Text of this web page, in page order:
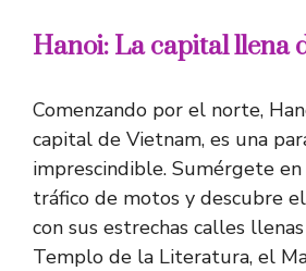
Hanoi: La capital llena
Comenzando por el norte,
capital de Vietnam, es una
imprescindible. Sumérgete en
tráfico de motos y descubre
con sus estrechas calles
Templo de la Literatura, el